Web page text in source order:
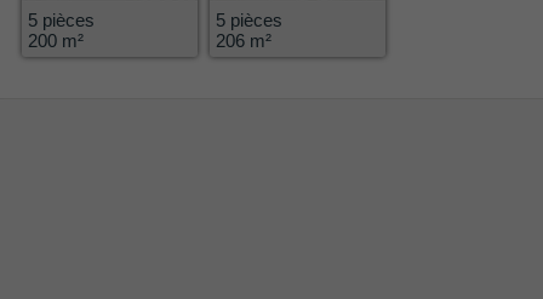
5 pièces
200 m²
5 pièces
206 m²